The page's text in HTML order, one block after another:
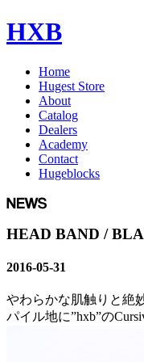
HXB
Home
Hugest Store
About
Catalog
Dealers
Academy
Contact
Hugeblocks
HEAD BAND /
2016-05-31
やわらかな肌触りと絶
パイル地に”hxb”の